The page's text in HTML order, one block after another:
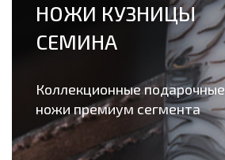
НОЖИ КУЗНИЦЫ
СЕМИНА
Коллекционные подарочные
ножи премиум сегмента